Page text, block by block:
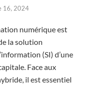
16, 2024
numérique est
la solution
(SI) d’une
Face aux
il est essentiel